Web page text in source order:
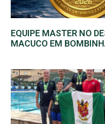
EQUIPE MASTER NO
MACUCO EM